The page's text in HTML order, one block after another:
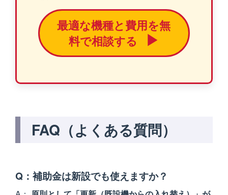
最適な機種と費用を無
料で相談する
▶
FAQ（よくある質問）
補助金は新設でも使えますか？